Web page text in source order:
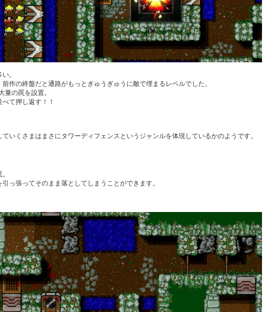
。
作の終盤だと通路がもっとぎゅうぎゅうに敵で埋まるレベルでした。
量の罠を設置。
て押し返す！！
いくさまはまさにタワーディフェンスというジャンルを体現しているかのようです。
っ張ってそのまま落としてしまうことができます。